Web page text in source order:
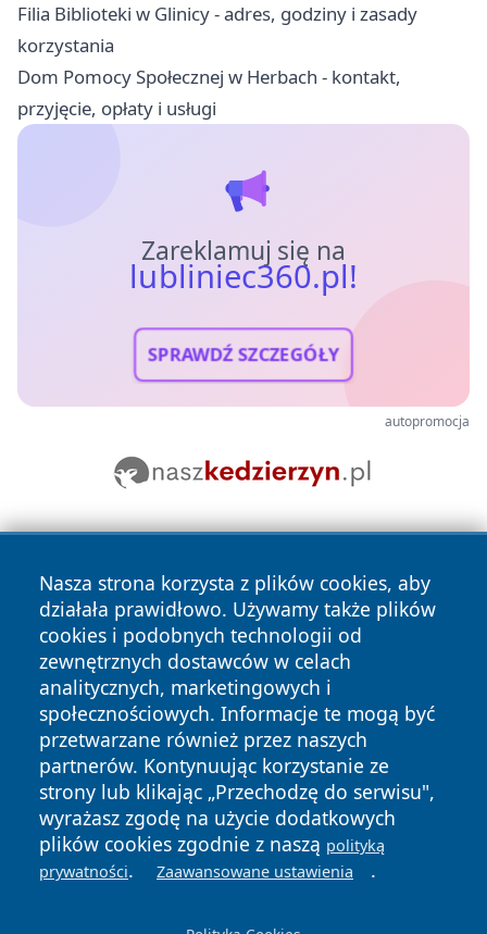
Filia Biblioteki w Glinicy - adres, godziny i zasady
korzystania
Dom Pomocy Społecznej w Herbach - kontakt,
przyjęcie, opłaty i usługi
Zareklamuj się na
lubliniec360.pl!
SPRAWDŹ SZCZEGÓŁY
autopromocja
Nasza strona korzysta z plików cookies, aby
działała prawidłowo. Używamy także plików
cookies i podobnych technologii od
zewnętrznych dostawców w celach
analitycznych, marketingowych i
społecznościowych. Informacje te mogą być
przetwarzane również przez naszych
partnerów. Kontynuując korzystanie ze
strony lub klikając „Przechodzę do serwisu",
wyrażasz zgodę na użycie dodatkowych
plików cookies zgodnie z naszą polityką
prywatności. Zaawansowane ustawienia .
Copyright © 2026 lubliniec360.pl Wszystkie prawa
zastrzeżone.
News Autorzy
Polityka
Prywatności
Polityka
Cookies